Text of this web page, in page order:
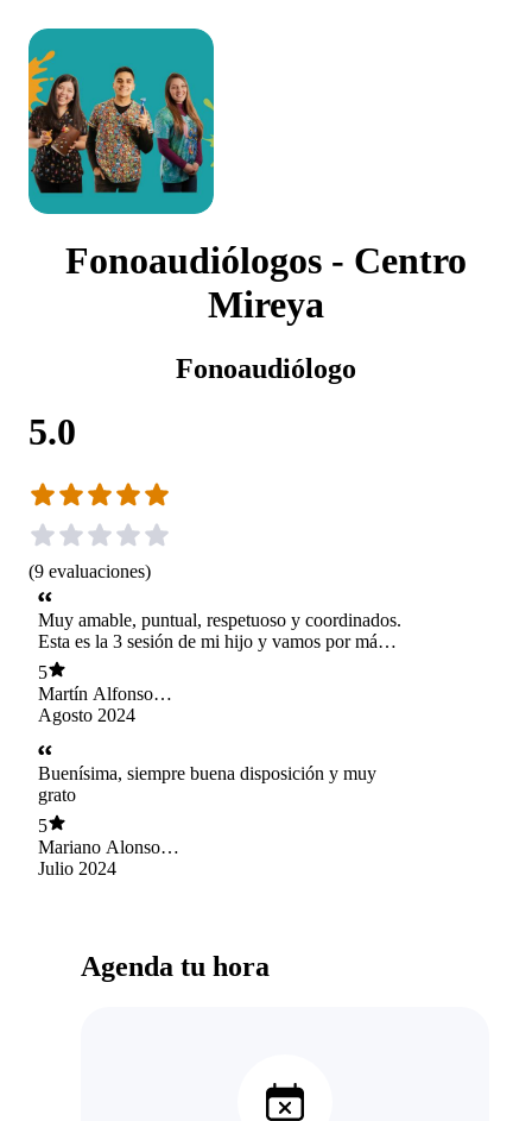
Fonoaudiólogos - Centro
Mireya
Fonoaudiólogo
5.0
(9 evaluaciones)
Muy amable, puntual, respetuoso y coordinados.
Esta es la 3 sesión de mi hijo y vamos por más,
lo recomiendo.
5
Martín Alfonso
Mera Berrocal
Agosto 2024
Buenísima, siempre buena disposición y muy
grato
5
Mariano Alonso
Sepúlveda
Julio 2024
Agenda tu hora